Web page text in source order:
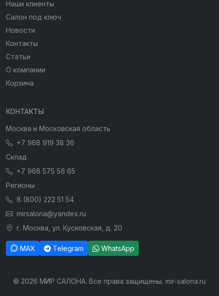
Наши клиенты
Салон под ключ
Новости
Контакты
Статьи
О компании
Корзина
КОНТАКТЫ
Москва и Московская область
+7 968 919 38 36
Склад
+7 968 575 56 65
Регионы
8 (800) 222 51 54
mirsalona@yandex.ru
г. Москва, ул. Кусковская, д. 20
MAX Telegram WhatsApp
© 2026 МИР САЛОНА. Все права защищены. mir-salona.ru